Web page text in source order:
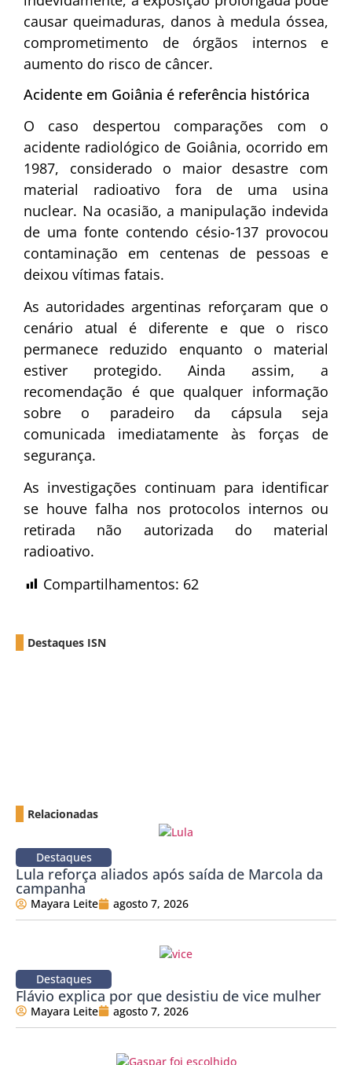
causar queimaduras, danos à medula óssea,
comprometimento de órgãos internos e
aumento do risco de câncer.
Acidente em Goiânia é referência histórica
O caso despertou comparações com o
acidente radiológico de Goiânia, ocorrido em
1987, considerado o maior desastre com
material radioativo fora de uma usina
nuclear. Na ocasião, a manipulação indevida
de uma fonte contendo césio-137 provocou
contaminação em centenas de pessoas e
deixou vítimas fatais.
As autoridades argentinas reforçaram que o
cenário atual é diferente e que o risco
permanece reduzido enquanto o material
estiver protegido. Ainda assim, a
recomendação é que qualquer informação
sobre o paradeiro da cápsula seja
comunicada imediatamente às forças de
segurança.
As investigações continuam para identificar
se houve falha nos protocolos internos ou
retirada não autorizada do material
radioativo.
Compartilhamentos: 62
Destaques ISN
Relacionadas
Destaques
Lula reforça aliados após saída de Marcola da
campanha
Mayara Leite agosto 7, 2026
Destaques
Flávio explica por que desistiu de vice mulher
Mayara Leite agosto 7, 2026